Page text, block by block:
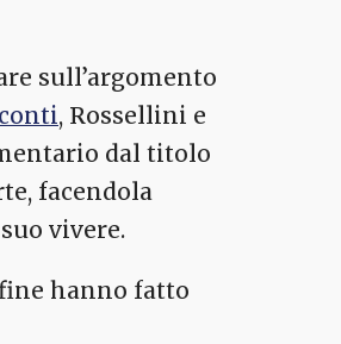
sull’argomento
, Rossellini e
dal titolo
facendola
vivere.
hanno fatto